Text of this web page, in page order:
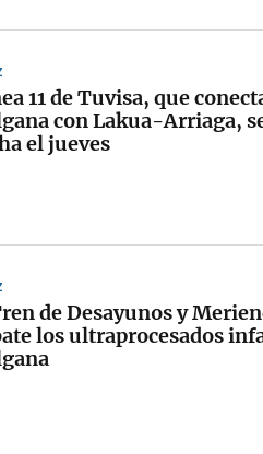
11 de Tuvisa, que
con Lakua-Arriaga,
el jueves
de Desayunos y
los ultraprocesados